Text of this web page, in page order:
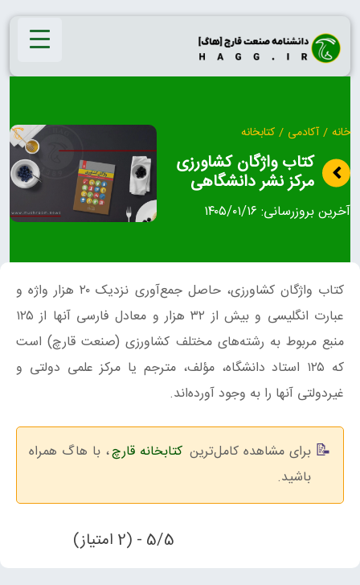
Skip
content
خانه / آکادمی / کتابخانه
کتاب واژگان کشاورزی
مرکز نشر دانشگاهی
آخرین بروزرسانی: ۱۴۰۵/۰۱/۱۶
کتاب واژگان کشاورزی، حاصل جمع‌آوری نزدیک ۲۰ هزار واژه و
عبارت انگلیسی و بیش از ۳۲ هزار و معادل فارسی آنها از ۱۲۵
منبع مربوط به رشته‌های مختلف کشاورزی (صنعت قارچ) است
که ۱۲۵ استاد دانشگاه، مؤلف، مترجم یا مرکز علمی دولتی و
غیردولتی آنها را به وجود آورده‌اند.
برای مشاهده کامل‌ترین کتابخانه قارچ، با هاگ همراه
باشید.
5/5 - (2 امتیاز)